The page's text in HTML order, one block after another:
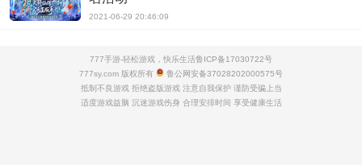
2021-06-29 20:46:09
777手游-轻松游戏，快乐生活鲁ICP备17030722号
777sy.com 版权所有
鲁公网安备37028202000575号
抵制不良游戏 拒绝盗版游戏 注意自我保护 谨防受骗上当
适度游戏益脑 沉迷游戏伤身 合理安排时间 享受健康生活